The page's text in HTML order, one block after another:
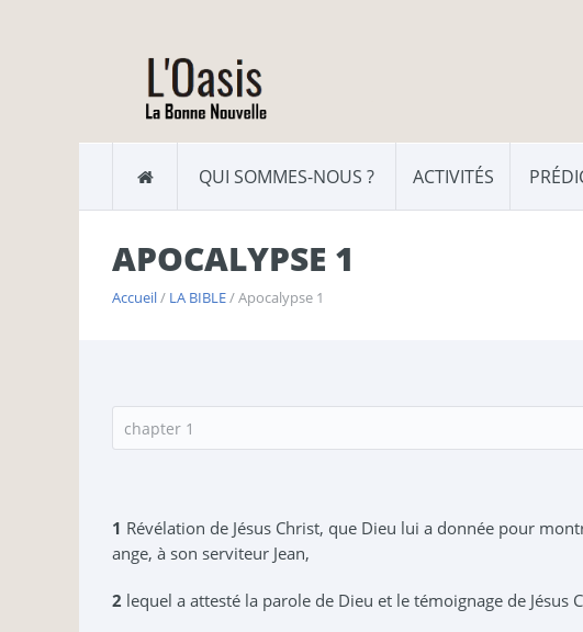
QUI SOMMES-NOUS ? ACTIVITÉS
APOCALYPSE 1
Accueil/ LA BIBLE/ Apocalypse 1
chapter 1
1 Révélation de Jésus Christ, que Dieu lui a donnée pour
ange, à son serviteur Jean,
2 lequel a attesté la parole de Dieu et le témoignage de Jésus